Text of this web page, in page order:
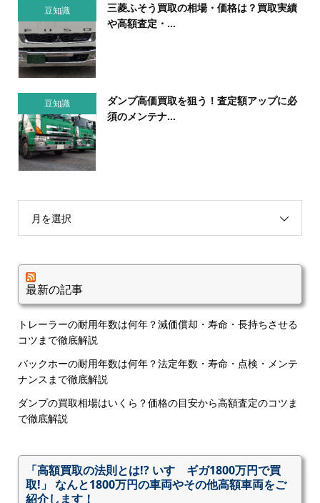
豆知識
三菱ふそう買取の相場・価格は？買取実績
や高額査定・...
豆知識
ダンプ高価買取を狙う！査定額アップに必
須のメンテナ...
月を選択
最新の記事
トレーラーの耐用年数は何年？減価償却・寿命・長持ちさせる
コツまで徹底解説
バックホーの耐用年数は何年？法定年数・寿命・点検・メンテ
ナンスまで徹底解説
ダンプの買取相場はいくら？価格の目安から高額査定のコツま
で徹底解説
「高額買取の法則とは!? いすゞギガ1800万円で買
取!」 なんと1800万円の車両やその他高額車両をご
紹介します！